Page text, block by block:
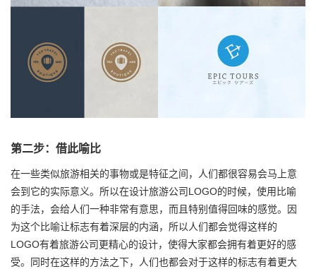
第二步：借此喻比
在一些类似旅游相关的事物或是特征之间，人们都很容易会马上意
会到它的实际意义。所以在设计旅游公司LOGO的时候，使用比喻
的手法，会给人们一种非常有意思，而且特别值得回味的感觉。因
为这个比喻让标志有着深层的内涵，所以人们都会觉得这样的
LOGO有着旅游公司更精心的设计，使得大家都会拥有着更好的感
受。同时在这样的方法之下，人们也都会对于这样的标志有着更大